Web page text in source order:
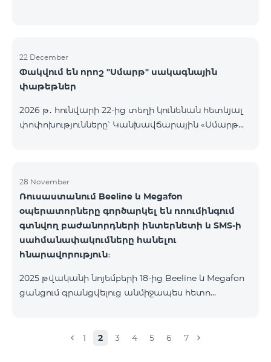
22 December
Փակվում են որոշ "Սմարթ" սակագնային
փաթեթներ
2026 թ․ հունվարի 22-ից տեղի կունենան հետևյալ
փոփոխությունները՝ Կանխավճարային «Սմարթ
սակագնային փաթեթին, որի շրջանակներում
կստանան անսահմանափակ ինտերնետ, 2000
րոպե դեպի ՀՀ բոլոր ցանցեր, ԱՄՆ, Կանադա, ՌԴ
Beeline և Tele2 ցանցեր, 500 SMS, 200 ՄԲ
ռոումինգում, 60 TV ալիք։ «BeFree 5000 unlimit»
սակագնային փաթեթի ամսավճարը կազմում է
սակագնային փաթեթը կդադարի գ
28 November
Ռուսաստանում Beeline և Megafon
օպերատորները գործարկել են ռոումինգում
գտնվող բաժանորդների ինտերնետի և SMS-ի
սահմանափակումները հանելու
հնարավորություն։
2025 թվականի նոյեմբերի 18-ից Beeline և Megafon
ցանցում գրանցվելուց անմիջապես հետո
էջին։ Ստուգումը հաջողությամբ անցնելուց հետո
1 2 3 4 5 6 7